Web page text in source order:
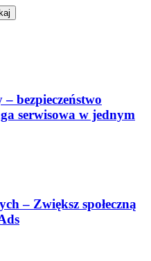
bezpieczeństwo
serwisowa w jednym
– Zwiększ społeczną